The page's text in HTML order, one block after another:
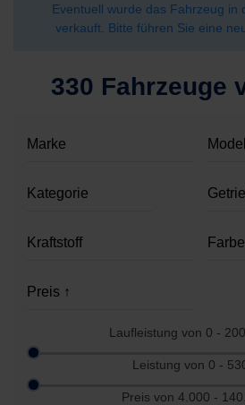
Eventuell wurde das Fahrzeug in
verkauft. Bitte führen Sie eine
330 Fahrzeuge
Laufleistung von 0 -
Leistung von 0 -
Preis von 4.000 -